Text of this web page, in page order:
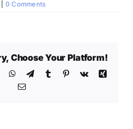
0 Comments
Choose Your Platform!
WhatsApp
TelegramTumblr Pinterest
Vk
Xing
Email